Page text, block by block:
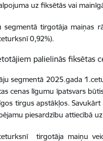
uz fiksētās vai
segmentā tirgotāja maiņas
0,92%).
palielinās fiksētas
segmentā 2025.gada
cenas līgumu īpatsvars
tirgus apstākļos.
piesardzību attiecībā
tirgotāja maiņu